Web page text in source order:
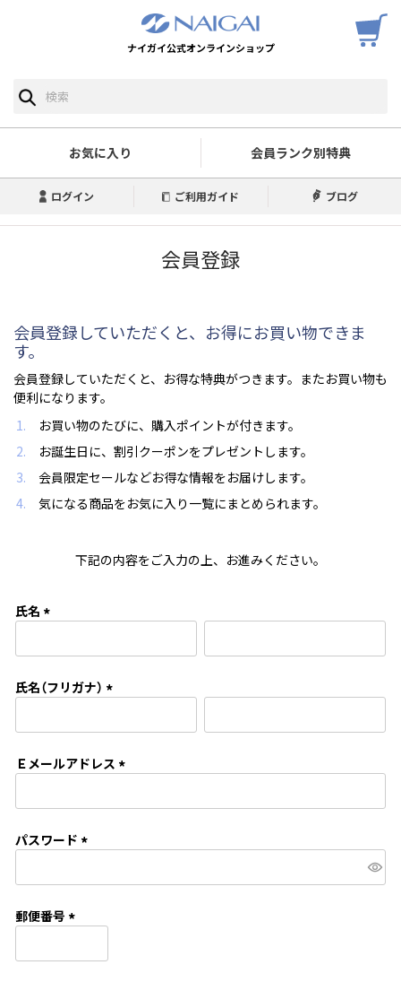
ナイガイ公式オンラインショップ
お気に入り 会員ランク別特典
ログイン ご利用ガイド ブログ
会員登録
会員登録していただくと、お得にお買い物できま
す。
会員登録していただくと、お得な特典がつきます。またお買い物も
便利になります。
お買い物のたびに、購入ポイントが付きます。
お誕生日に、割引クーポンをプレゼントします。
会員限定セールなどお得な情報をお届けします。
気になる商品をお気に入り一覧にまとめられます。
下記の内容をご入力の上、お進みください。
氏名
必
)
氏名（フリガナ）
必
)
Ｅメールアドレス
必
パスワード
必
郵便番号
必